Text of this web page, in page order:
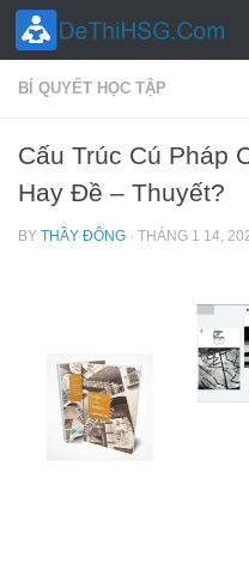
Skip to content
BÍ QUYẾT HỌC TẬP
Cấu Trúc Cú Pháp
Hay Đề – Thuyết?
BY THẦY ĐÔNG · THÁNG 1 14,